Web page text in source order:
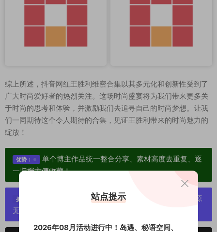
综上所述，抖音网红王胜利维密合集以其多元化和创新性受到了
广大时尚爱好者的热烈关注。这场时尚盛宴将为我们带来更多关
于时尚的思考和体验，并激励我们去追寻自己的时尚梦想。让我
们一同期待这个令人期待的合集，见证王胜利带来的时尚魅力的
绽放！
优势：
单个博主作品统一整合分享、素材高度去重复、逐
一归档方便收藏！
提示：
严禁搬运资源链接，一经发现封号处理，素材资源
无露点、需求请绕道，关闭本站网页！
站点提示
2026年08月活动进行中！岛遇、秘语空间、